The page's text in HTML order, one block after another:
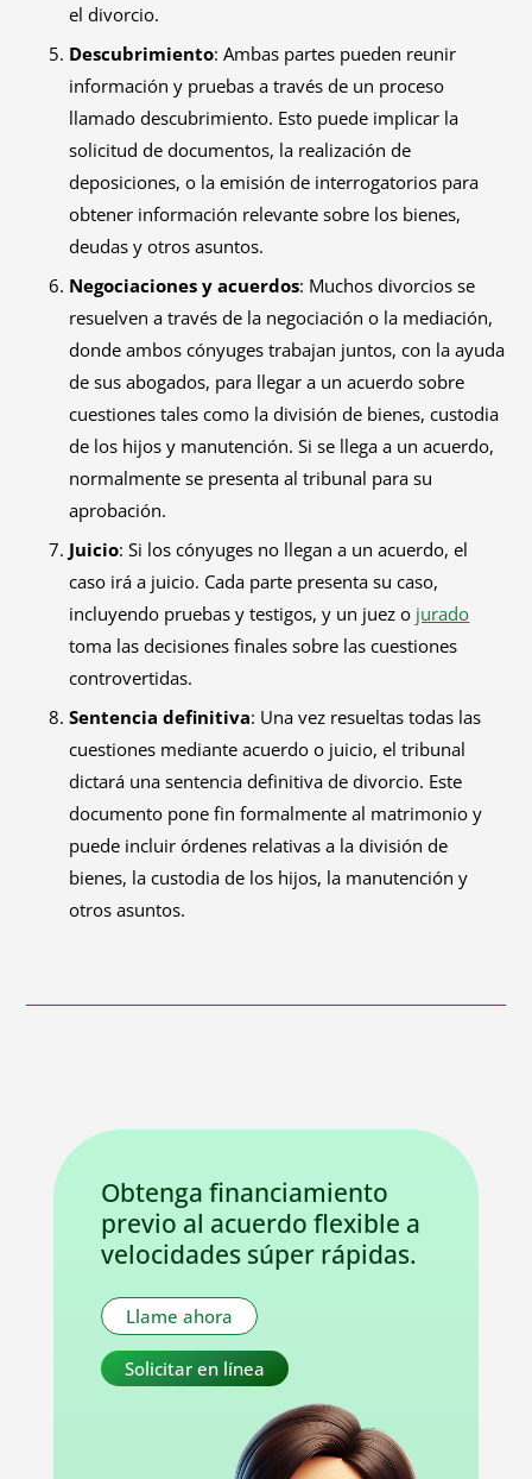
el divorcio.
Descubrimiento: Ambas partes pueden reunir
información y pruebas a través de un proceso
llamado descubrimiento. Esto puede implicar la
solicitud de documentos, la realización de
deposiciones, o la emisión de interrogatorios para
obtener información relevante sobre los bienes,
deudas y otros asuntos.
Negociaciones y acuerdos: Muchos divorcios se
resuelven a través de la negociación o la mediación,
donde ambos cónyuges trabajan juntos, con la ayuda
de sus abogados, para llegar a un acuerdo sobre
cuestiones tales como la división de bienes, custodia
de los hijos y manutención. Si se llega a un acuerdo,
normalmente se presenta al tribunal para su
aprobación.
Juicio: Si los cónyuges no llegan a un acuerdo, el
caso irá a juicio. Cada parte presenta su caso,
incluyendo pruebas y testigos, y un juez o jurado
toma las decisiones finales sobre las cuestiones
controvertidas.
Sentencia definitiva: Una vez resueltas todas las
cuestiones mediante acuerdo o juicio, el tribunal
dictará una sentencia definitiva de divorcio. Este
documento pone fin formalmente al matrimonio y
puede incluir órdenes relativas a la división de
bienes, la custodia de los hijos, la manutención y
otros asuntos.
Obtenga financiamiento
previo al acuerdo flexible a
velocidades súper rápidas.
Llame ahora
Solicitar en línea